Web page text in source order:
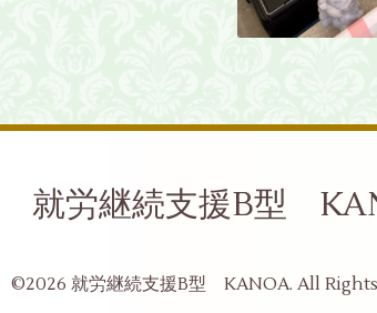
就労継続支援B型
©2026 就労継続支援B型 KANOA. All